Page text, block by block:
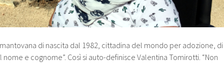
di nascita dal 1982, cittadina del mondo per adozione, di
e cognome”. Così si auto-definisce Valentina Tomirotti. “Non